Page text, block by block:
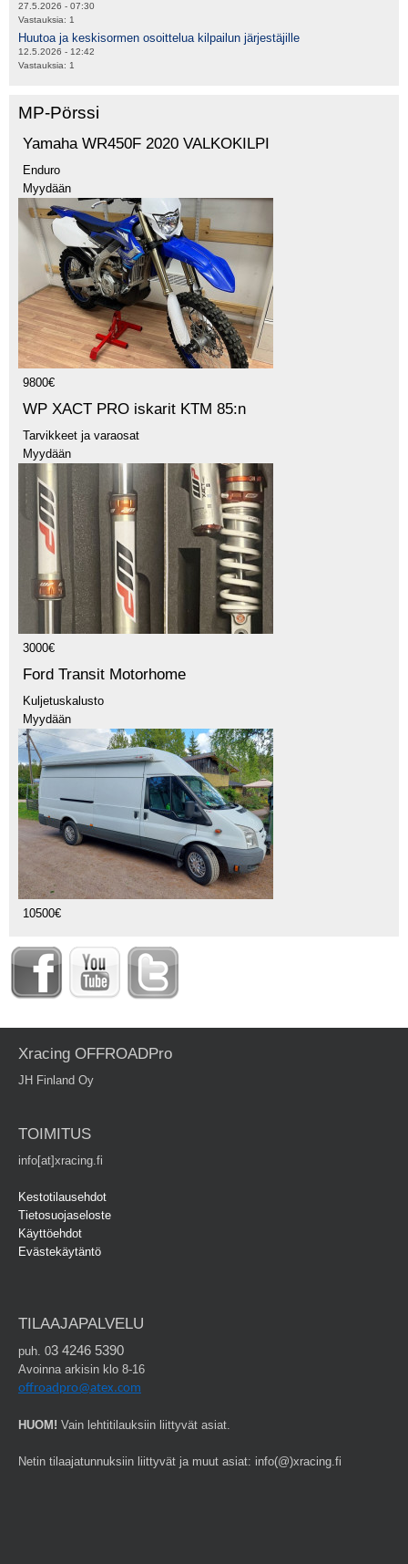
27.5.2026 - 07:30
Vastauksia: 1
Huutoa ja keskisormen osoittelua kilpailun järjestäjille
12.5.2026 - 12:42
Vastauksia: 1
MP-Pörssi
Yamaha WR450F 2020 VALKOKILPI
Enduro
Myydään
9800€
WP XACT PRO iskarit KTM 85:n
Tarvikkeet ja varaosat
Myydään
3000€
Ford Transit Motorhome
Kuljetuskalusto
Myydään
10500€
Xracing OFFROADPro
JH Finland Oy
TOIMITUS
info[at]xracing.fi
Kestotilausehdot
Tietosuojaseloste
Käyttöehdot
Evästekäytäntö
TILAAJAPALVELU
puh. 03 4246 5390
Avoinna arkisin klo 8-16
offroadpro@atex.com
HUOM! Vain lehtitilauksiin liittyvät asiat.
Netin tilaajatunnuksiin liittyvät ja muut asiat: info(@)xracing.fi